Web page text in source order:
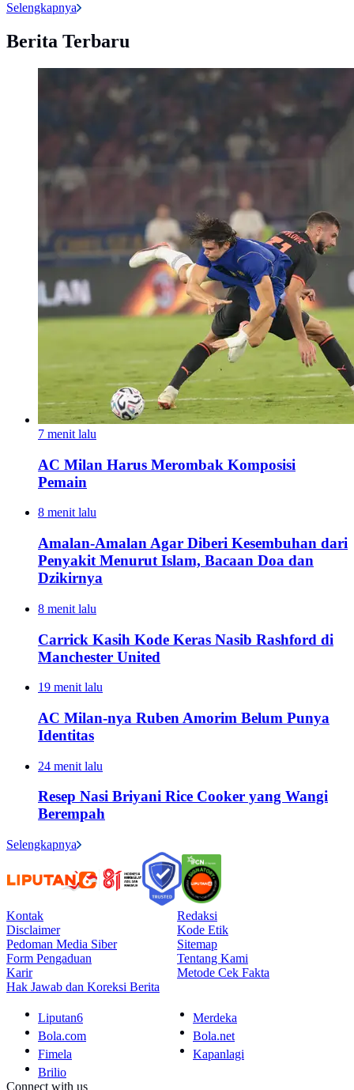
Selengkapnya
Berita Terbaru
7 menit lalu
AC Milan Harus Merombak Komposisi
Pemain
8 menit lalu
Amalan-Amalan Agar Diberi Kesembuhan dari
Penyakit Menurut Islam, Bacaan Doa dan
Dzikirnya
8 menit lalu
Carrick Kasih Kode Keras Nasib Rashford di
Manchester United
19 menit lalu
AC Milan-nya Ruben Amorim Belum Punya
Identitas
24 menit lalu
Resep Nasi Briyani Rice Cooker yang Wangi
Berempah
Selengkapnya
Kontak
Redaksi
Disclaimer
Kode Etik
Pedoman Media Siber
Sitemap
Form Pengaduan
Tentang Kami
Karir
Metode Cek Fakta
Hak Jawab dan Koreksi Berita
Liputan6
Merdeka
Bola.com
Bola.net
Fimela
Kapanlagi
Brilio
Connect with us